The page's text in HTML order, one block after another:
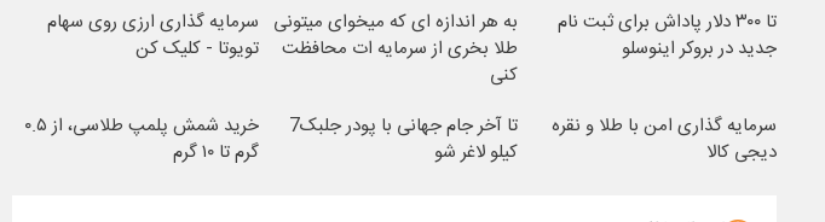
تا ۳۰۰ دلار پاداش برای ثبت نام
جدید در بروکر اینوسلو
به هر اندازه ای که میخوای میتونی
طلا بخری از سرمایه ات محافظت
کنی
سرمایه گذاری ارزی روی سهام
تویوتا - کلیک کن
سرمایه گذاری امن با طلا و نقره
دیجی کالا
تا آخر جام جهانی با پودر جلبک7
کیلو لاغر شو
خرید شمش پلمپ طلاسی، از ۰.۵
گرم تا ۱۰ گرم